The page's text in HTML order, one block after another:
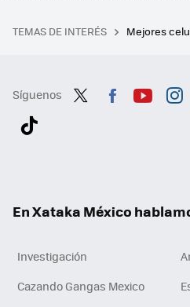
TEMAS DE INTERÉS Mejores
Síguenos
En Xataka México
Investigación
Cazando Gangas Mexico